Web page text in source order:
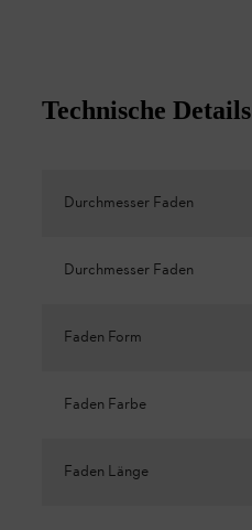
Technische Details
Durchmesser Faden
Durchmesser Faden
Faden Form
Faden Farbe
Faden Länge